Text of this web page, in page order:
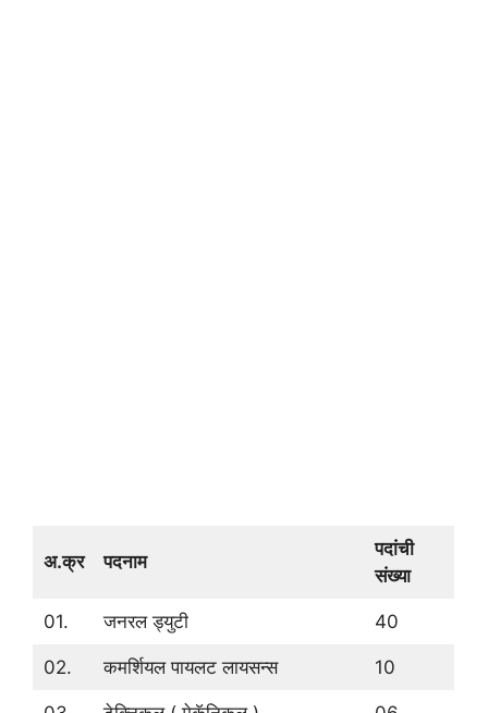
अ.क्र पदनाम
पदांची
संख्या
01. जनरल ड्युटी 40
02. कमर्शियल पायलट लायसन्स 10